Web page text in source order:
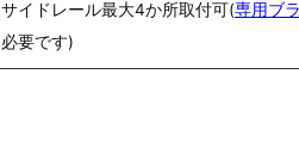
サイドレール最大4か所取付可(専用ブ
必要です)